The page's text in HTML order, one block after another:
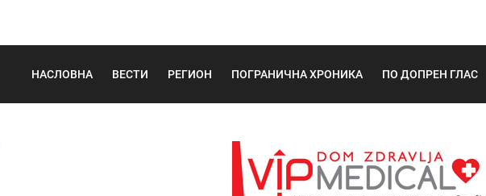
НАСЛОВНА ВЕСТИ РЕГИОН ПОГРАНИЧНА ХРОНИКА ПО ДОПРЕН ГЛАС